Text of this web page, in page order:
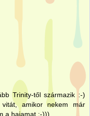
Trinity-től származik :-)
amikor nekem már
a hajamat :-)))